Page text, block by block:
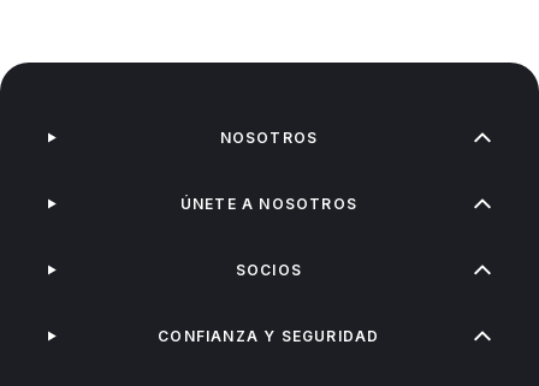
NOSOTROS
ÚNETE A NOSOTROS
SOCIOS
CONFIANZA Y SEGURIDAD